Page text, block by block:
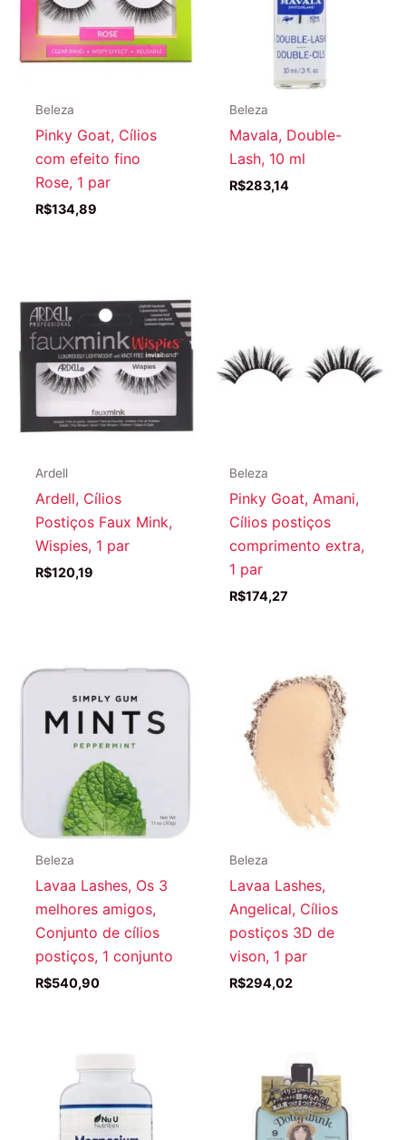
Beleza
Pinky Goat, Cílios
com efeito fino
Rose, 1 par
R$134,89
Beleza
Mavala, Double-
Lash, 10 ml
R$283,14
Ardell
Ardell, Cílios
Postiços Faux Mink,
Wispies, 1 par
R$120,19
Beleza
Pinky Goat, Amani,
Cílios postiços
comprimento extra,
1 par
R$174,27
Beleza
Lavaa Lashes, Os 3
melhores amigos,
Conjunto de cílios
postiços, 1 conjunto
R$540,90
Beleza
Lavaa Lashes,
Angelical, Cílios
postiços 3D de
vison, 1 par
R$294,02